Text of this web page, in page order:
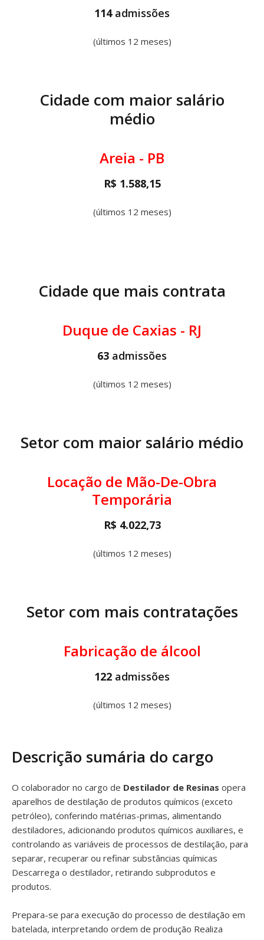
114 admissões
(últimos 12 meses)
Cidade com maior salário
médio
Areia - PB
R$ 1.588,15
(últimos 12 meses)
Cidade que mais contrata
Duque de Caxias - RJ
63 admissões
(últimos 12 meses)
Setor com maior salário médio
Locação de Mão-De-Obra
Temporária
R$ 4.022,73
(últimos 12 meses)
Setor com mais contratações
Fabricação de álcool
122 admissões
(últimos 12 meses)
Descrição sumária do cargo
O colaborador no cargo de Destilador de Resinas opera
aparelhos de destilação de produtos químicos (exceto
petróleo), conferindo matérias-primas, alimentando
destiladores, adicionando produtos químicos auxiliares, e
controlando as variáveis de processos de destilação, para
separar, recuperar ou refinar substâncias químicas
Descarrega o destilador, retirando subprodutos e
produtos.
Prepara-se para execução do processo de destilação em
batelada, interpretando ordem de produção Realiza